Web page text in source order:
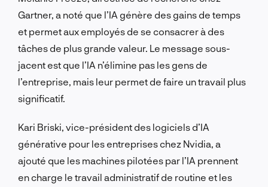
Gartner, a noté que l’IA génère des gains de temps
et permet aux employés de se consacrer à des
tâches de plus grande valeur. Le message sous-
jacent est que l’IA n’élimine pas les gens de
l’entreprise, mais leur permet de faire un travail plus
significatif.
Kari Briski, vice-président des logiciels d’IA
générative pour les entreprises chez Nvidia, a
ajouté que les machines pilotées par l’IA prennent
en charge le travail administratif de routine et les